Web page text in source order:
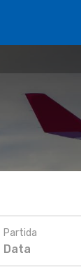
Partida
Data